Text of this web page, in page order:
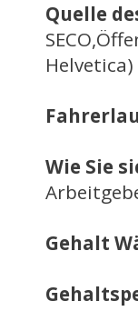
Quelle
Helvetica)
Wie Sie
Gehalt